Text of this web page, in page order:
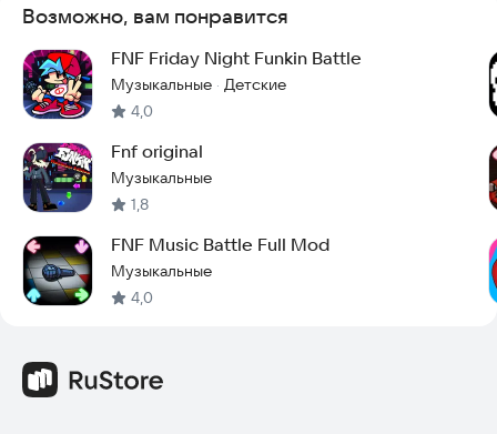
Возможно, вам понравится
FNF Friday Night Funkin Battle
Музыкальные · Детские
4,0
Fnf original
Музыкальные
1,8
FNF Music Battle Full Mod
Музыкальные
4,0